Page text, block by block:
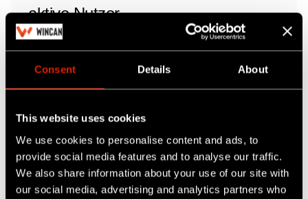
Consent Details About
This website uses cookies
We use cookies to personalise content and ads, to
provide social media features and to analyse our traffic.
We also share information about your use of our site with
our social media, advertising and analytics partners who
aktive Nutzer